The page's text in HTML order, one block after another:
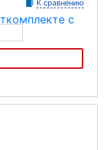
К сравнению
1900